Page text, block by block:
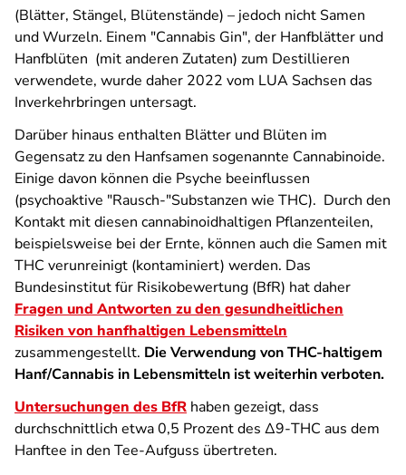
(Blätter, Stängel, Blütenstände) – jedoch nicht Samen
und Wurzeln. Einem "Cannabis Gin", der Hanfblätter und
Hanfblüten (mit anderen Zutaten) zum Destillieren
verwendete, wurde daher 2022 vom LUA Sachsen das
Inverkehrbringen untersagt.
Darüber hinaus enthalten Blätter und Blüten im
Gegensatz zu den Hanfsamen sogenannte Cannabinoide.
Einige davon können die Psyche beeinflussen
(psychoaktive "Rausch-"Substanzen wie THC). Durch den
Kontakt mit diesen cannabinoidhaltigen Pflanzenteilen,
beispielsweise bei der Ernte, können auch die Samen mit
THC verunreinigt (kontaminiert) werden. Das
Bundesinstitut für Risikobewertung (BfR) hat daher
Fragen und Antworten zu den gesundheitlichen
Risiken von hanfhaltigen Lebensmitteln
zusammengestellt. Die Verwendung von THC-haltigem
Hanf/Cannabis in Lebensmitteln ist weiterhin verboten.
Untersuchungen des BfR haben gezeigt, dass
durchschnittlich etwa 0,5 Prozent des Δ9-THC aus dem
Hanftee in den Tee-Aufguss übertreten.